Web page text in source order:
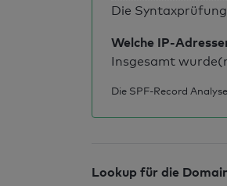
Die
Welche IP-
Insgesamt
Die SPF-Record
Lookup für die